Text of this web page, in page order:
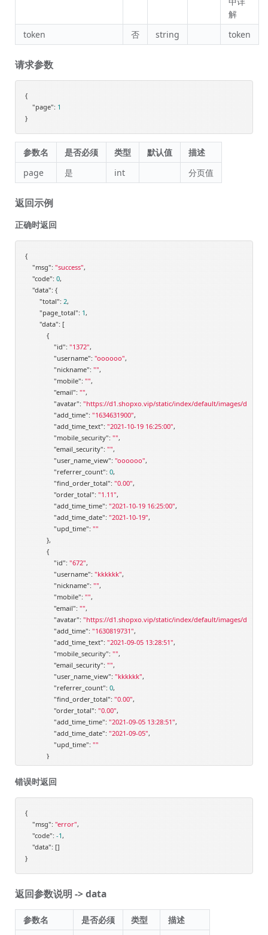
解
token
否 string token
请求参数
{
"page": 1
}
参数名 是否必须 类型 默认值
描述
page
是 int 分页值
返回示例
正确时返回
{
"msg": "success",
"code": 0,
"data": {
"total": 2,
"page_total": 1,
"data": [
            {
"id": "1372",
"username": "oooooo",
"nickname": "",
"mobile": "",
"email": "",
"avatar": "https://d1.shopxo.vip/static/index/default/images/
"add_time": "1634631900",
"add_time_text": "2021-10-19 16:25:00",
"mobile_security": "",
"email_security": "",
"user_name_view": "oooooo",
"referrer_count": 0,
"find_order_total": "0.00",
"order_total": "1.11",
"add_time_time": "2021-10-19 16:25:00",
"add_time_date": "2021-10-19",
"upd_time": ""
            },
            {
"id": "672",
"username": "kkkkkk",
"nickname": "",
"mobile": "",
"email": "",
"avatar": "https://d1.shopxo.vip/static/index/default/images/
"add_time": "1630819731",
"add_time_text": "2021-09-05 13:28:51",
"mobile_security": "",
"email_security": "",
"user_name_view": "kkkkkk",
"referrer_count": 0,
"find_order_total": "0.00",
"order_total": "0.00",
"add_time_time": "2021-09-05 13:28:51",
"add_time_date": "2021-09-05",
"upd_time": ""
            }
        ]
    }
错误时返回
{
"msg": "error",
"code": -1,
"data": []
}
返回参数说明 -> data
参数名 是否必须 类型
描述